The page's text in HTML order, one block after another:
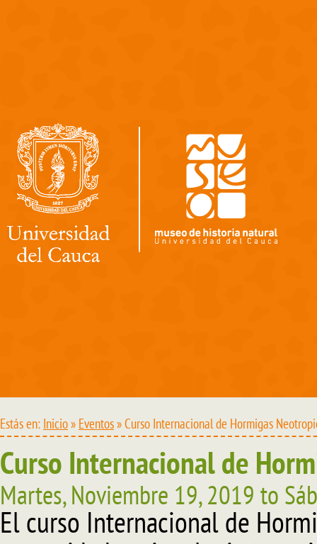
Estás en:Inicio»Eventos» Curso Internacional de Hormigas
Curso Internacional de
Martes, Noviembre 19, 2019 to
El curso Internacional de